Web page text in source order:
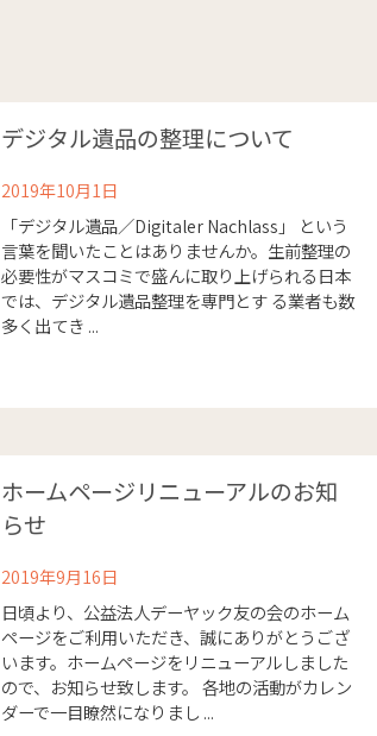
デジタル遺品の整理について
2019年10月1日
「デジタル遺品／Digitaler Nachlass」 という
言葉を聞いたことはありませんか。生前整理の
必要性がマスコミで盛んに取り上げられる日本
では、デジタル遺品整理を専門とす る業者も数
多く出てき ...
ホームページリニューアルのお知
らせ
2019年9月16日
日頃より、公益法人デーヤック友の会のホーム
ページをご利用いただき、誠にありがとうござ
います。ホームページをリニューアルしました
ので、お知らせ致します。 各地の活動がカレン
ダーで一目瞭然になりまし ...